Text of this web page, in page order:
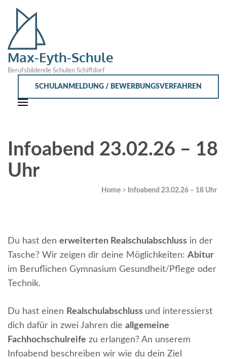
Max-Eyth-Schule
Berufsbildende Schulen Schiffdorf
SCHULANMELDUNG / BEWERBUNGSVERFAHREN
Infoabend 23.02.26 – 18
Uhr
Home > Infoabend 23.02.26 – 18 Uhr
Du hast den erweiterten Realschulabschluss in der
Tasche? Wir zeigen dir deine Möglichkeiten: Abitur
im Beruflichen Gymnasium Gesundheit/Pflege oder
Technik.
Du hast einen Realschulabschluss und interessierst
dich dafür in zwei Jahren die allgemeine
Fachhochschulreife zu erlangen? An unserem
Infoabend beschreiben wir wie du dein Ziel